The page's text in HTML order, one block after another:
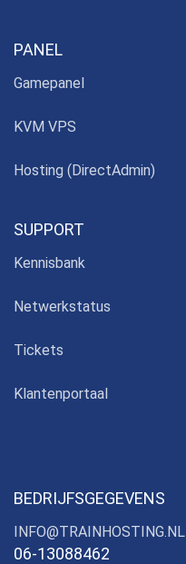
PANEL
Gamepanel
KVM VPS
Hosting (DirectAdmin)
SUPPORT
Kennisbank
Netwerkstatus
Tickets
Klantenportaal
BEDRIJFSGEGEVENS
INFO@TRAINHOSTING.NL
06-13088462